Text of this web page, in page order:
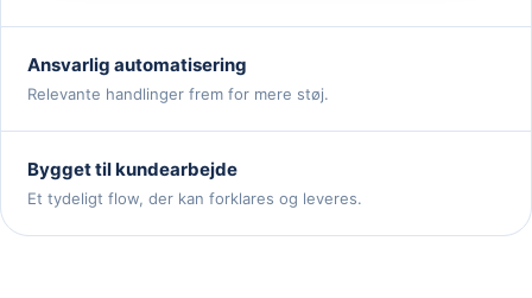
Ansvarlig automatisering
Relevante handlinger frem for mere støj.
Bygget til kundearbejde
Et tydeligt flow, der kan forklares og leveres.